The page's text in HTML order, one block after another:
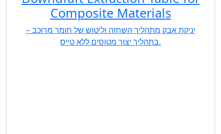
Composite Materials
יניקת אבק מתהליך השחזה וליטוש של חומר מרוכב –
בתהליך יצור מטוסים ללא טייס.